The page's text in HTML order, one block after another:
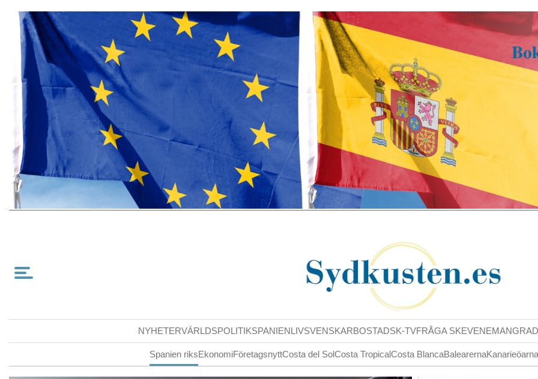
NYHETERVÄRLDSPOLITIKSPANIENLIVSVENSKARBOSTADSK-TVFRÅGA SKEVENEMANG
Spanien riksEkonomiFöretagsnyttCosta del SolCosta TropicalCosta BlancaBalearerna